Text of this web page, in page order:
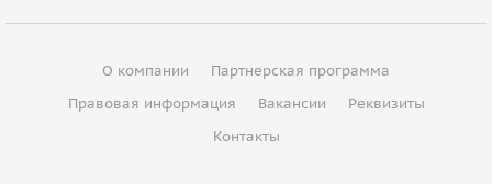
О компании
Партнерская программа
Правовая информация
Вакансии
Реквизиты
Контакты